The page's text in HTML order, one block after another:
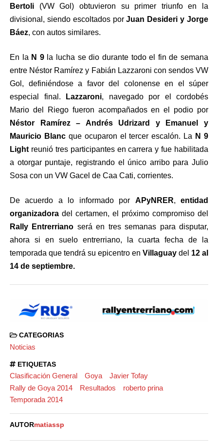
Bertoli (VW Gol) obtuvieron su primer triunfo en la
divisional, siendo escoltados porJuan Desideri y Jorge
Báez, con autos similares.
En la N 9la lucha se dio durante todo el fin de semana
entre Néstor Ramírez y Fabián Lazzaroni con sendos VW
Gol, definiéndose a favor del colonense en el súper
especial final.
Lazzaroni, navegado por el cordobés
Mario del Riego fueron acompañados en el podio por
Néstor Ramírez – Andrés Udrizard y Emanuel y
Mauricio Blancque ocuparon el tercer escalón. La N 9
Light reunió tres participantes en carrera y fue habilitada
a otorgar puntaje, registrando el único arribo para Julio
Sosa con un VW Gacel de Caa Cati, corrientes.
De acuerdo a lo informado por APyNRER,entidad
organizadora del certamen, el próximo compromiso del
Rally Entrerriano será en tres semanas para disputar,
ahora si en suelo entrerriano, la cuarta fecha de la
temporada que tendrá su epicentro en Villaguay del 12 al
14 de septiembre.
CATEGORIAS
Noticias
ETIQUETAS
Clasificación General Goya
Javier Tofay
Rally de Goya 2014
Resultados
roberto prina
Temporada 2014
AUTORmatiassp